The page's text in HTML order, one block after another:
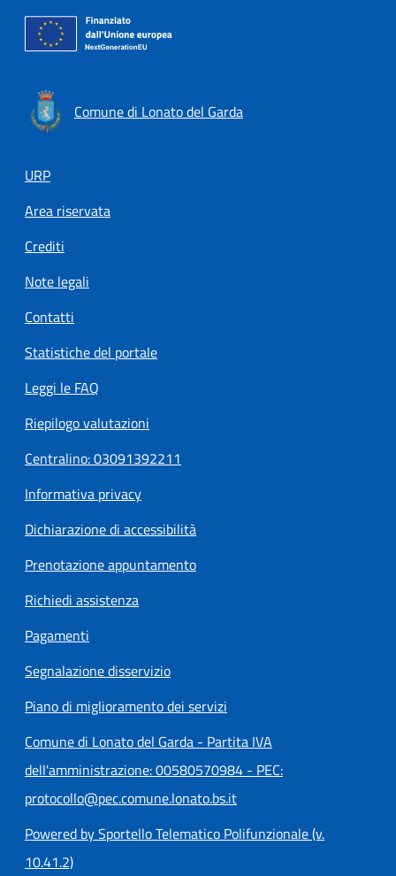
Comune di Lonato del Garda
Footer menu
URP
Area riservata
Crediti
Note legali
Contatti
Statistiche del portale
Leggi le FAQ
Riepilogo valutazioni
Centralino: 03091392211
Informativa privacy
Dichiarazione di accessibilità
Prenotazione appuntamento
Richiedi assistenza
Pagamenti
Segnalazione disservizio
Piano di miglioramento dei servizi
Comune di Lonato del Garda - Partita IVA
dell'amministrazione: 00580570984 - PEC:
protocollo@pec.comune.lonato.bs.it
Powered by Sportello Telematico Polifunzionale (v.
10.41.2)